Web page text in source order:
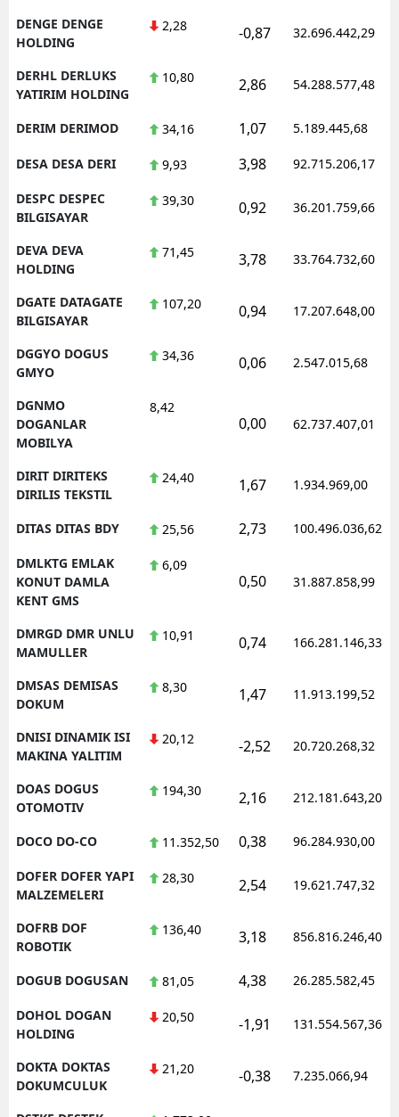
DENGE DENGE
HOLDING
2,28 -0,87 32.696.442,29
DERHL DERLUKS
YATIRIM HOLDING
10,80 2,86 54.288.577,48
DERIM DERIMOD 34,16 1,07 5.189.445,68
DESA DESA DERI 9,93 3,98 92.715.206,17
DESPC DESPEC
BILGISAYAR
39,30 0,92 36.201.759,66
DEVA DEVA
HOLDING
71,45 3,78 33.764.732,60
DGATE DATAGATE
BILGISAYAR
107,20 0,94 17.207.648,00
DGGYO DOGUS
GMYO
34,36 0,06 2.547.015,68
DGNMO
DOGANLAR
MOBILYA
8,42
0,00 62.737.407,01
DIRIT DIRITEKS
DIRILIS TEKSTIL
24,40 1,67 1.934.969,00
DITAS DITAS BDY 25,56 2,73 100.496.036,62
DMLKTG EMLAK
KONUT DAMLA
KENT GMS
6,09
0,50 31.887.858,99
DMRGD DMR UNLU
MAMULLER
10,91 0,74 166.281.146,33
DMSAS DEMISAS
DOKUM
8,30 1,47 11.913.199,52
DNISI DINAMIK ISI
MAKINA YALITIM
20,12 -2,52 20.720.268,32
DOAS DOGUS
OTOMOTIV
194,30 2,16 212.181.643,20
DOCO DO-CO 11.352,50 0,38 96.284.930,00
DOFER DOFER YAPI
MALZEMELERI
28,30 2,54 19.621.747,32
DOFRB DOF
ROBOTIK
136,40 3,18 856.816.246,40
DOGUB DOGUSAN 81,05 4,38 26.285.582,45
DOHOL DOGAN
HOLDING
20,50 -1,91 131.554.567,36
DOKTA DOKTAS
DOKUMCULUK
21,20 -0,38 7.235.066,94